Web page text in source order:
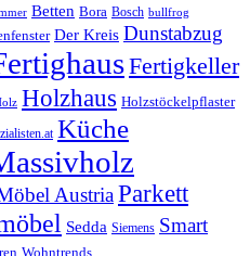
Betten Bora Bosch bullfrog
Der Kreis Dunstabzug
Fertigkeller
Holzhaus Holzstöckelpflaster
Küche
AustriaParkett
Sedda Siemens Smart
Wohntrends